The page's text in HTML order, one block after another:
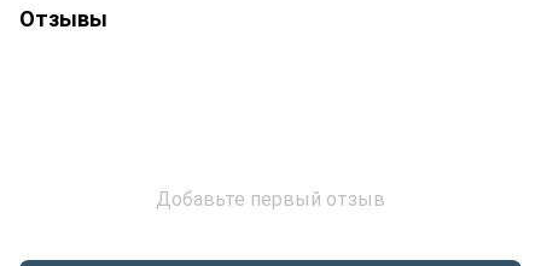
Отзывы
Добавьте первый отзыв